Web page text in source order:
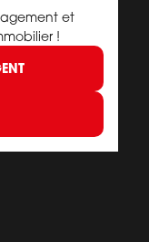
et
!